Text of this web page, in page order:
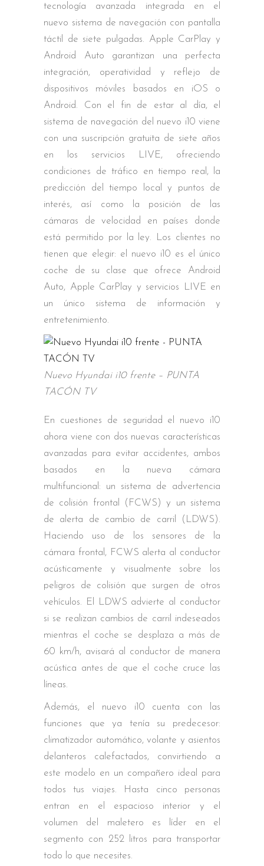
tecnología avanzada integrada en el
nuevo sistema de navegación con pantalla
táctil de siete pulgadas. Apple CarPlay y
Android Auto garantizan una perfecta
integración, operatividad y reflejo de
dispositivos móviles basados en iOS o
Android. Con el fin de estar al día, el
sistema de navegación del nuevo i10 viene
con una suscripción gratuita de siete años
en los servicios LIVE, ofreciendo
condiciones de tráfico en tiempo real, la
predicción del tiempo local y puntos de
interés, así como la posición de las
cámaras de velocidad en países donde
está permitido por la ley. Los clientes no
tienen que elegir: el nuevo i10 es el único
coche de su clase que ofrece Android
Auto, Apple CarPlay y servicios LIVE en
un único sistema de información y
entretenimiento.
Nuevo Hyundai i10 frente – PUNTA
TACÓN TV
En cuestiones de seguridad el nuevo i10
ahora viene con dos nuevas características
avanzadas para evitar accidentes, ambos
basados en la nueva cámara
multifuncional: un sistema de advertencia
de colisión frontal (FCWS) y un sistema
de alerta de cambio de carril (LDWS).
Haciendo uso de los sensores de la
cámara frontal, FCWS alerta al conductor
acústicamente y visualmente sobre los
peligros de colisión que surgen de otros
vehículos. El LDWS advierte al conductor
si se realizan cambios de carril indeseados
mientras el coche se desplaza a más de
60 km/h, avisará al conductor de manera
acústica antes de que el coche cruce las
líneas.
Además, el nuevo i10 cuenta con las
funciones que ya tenía su predecesor:
climatizador automático, volante y asientos
delanteros calefactados, convirtiendo a
este modelo en un compañero ideal para
todos tus viajes. Hasta cinco personas
entran en el espacioso interior y el
volumen del maletero es líder en el
segmento con 252 litros para transportar
todo lo que necesites.